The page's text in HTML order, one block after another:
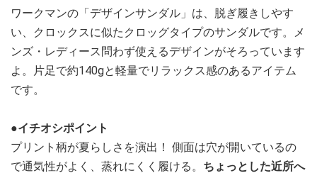
ワークマンの「デザインサンダル」は、脱ぎ履きしやす
い、クロックスに似たクロッグタイプのサンダルです。メ
ンズ・レディース問わず使えるデザインがそろっています
よ。片足で約140gと軽量でリラックス感のあるアイテム
です。
●イチオシポイント
プリント柄が夏らしさを演出！ 側面は穴が開いているの
で通気性がよく、蒸れにくく履ける。 ちょっとした近所へ